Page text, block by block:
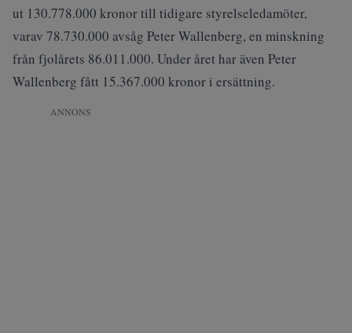
ut 130.778.000 kronor till tidigare styrelseledamöter,
varav 78.730.000 avsåg Peter Wallenberg, en minskning
från fjolårets 86.011.000. Under året har även Peter
Wallenberg fått 15.367.000 kronor i ersättning.
ANNONS